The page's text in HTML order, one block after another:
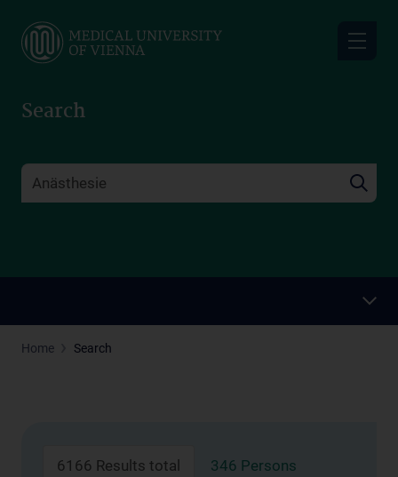
main
Search
Home Search
6166 Results total 346 Persons